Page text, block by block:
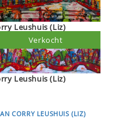
Corry Leushuis (Liz)
Corry Leushuis (Liz)
Verkocht
CORRY LEUSHUIS (LIZ)